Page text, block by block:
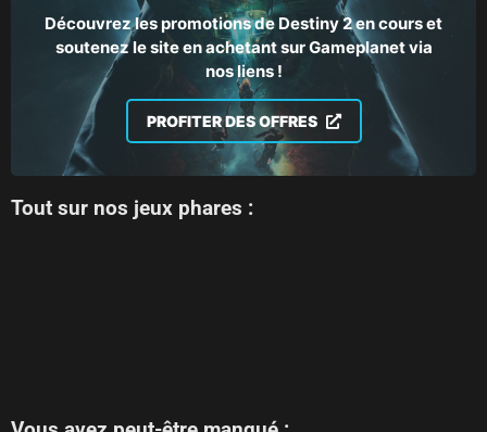
Découvrez les promotions de Destiny 2 en cours et
soutenez le site en achetant sur Gameplanet via
nos liens !
PROFITER DES OFFRES
Tout sur nos jeux phares :